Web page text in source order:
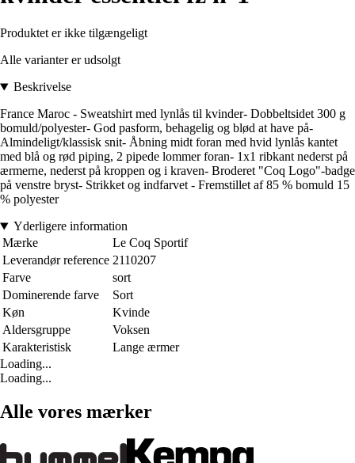
Produktet er ikke tilgængeligt
Alle varianter er udsolgt
Beskrivelse
France Maroc - Sweatshirt med lynlås til kvinder- Dobbeltsidet 300 g
bomuld/polyester- God pasform, behagelig og blød at have på-
Almindeligt/klassisk snit- Åbning midt foran med hvid lynlås kantet
med blå og rød piping, 2 pipede lommer foran- 1x1 ribkant nederst på
ærmerne, nederst på kroppen og i kraven- Broderet "Coq Logo"-badge
på venstre bryst- Strikket og indfarvet - Fremstillet af 85 % bomuld 15
% polyester
Yderligere information
Mærke
Le Coq Sportif
Leverandør reference 2110207
Farve
sort
Dominerende farve
Sort
Køn
Kvinde
Aldersgruppe
Voksen
Karakteristisk
Lange ærmer
Loading...
Loading...
Alle vores mærker